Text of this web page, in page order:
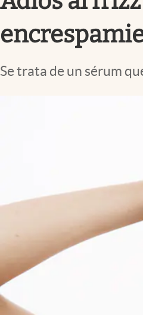
Se trata de un sérum